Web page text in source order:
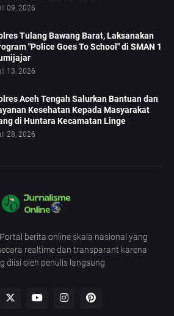
09, 2026
Tulang Bawang Barat, Laksanakan
"Police Goes To School" di SMAN 1
13, 2026
Aceh Tengah Salurkan Bantuan dan
Kesehatan Kepada Masyarakat
di Huntara Kecamatan Linge
28, 2026
berita online skala nasional yang
realtime dan transparant karena
diisi oleh penulis langsung